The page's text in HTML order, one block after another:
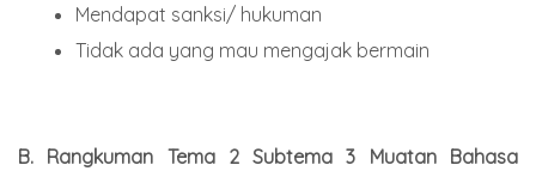
Mendapat sanksi/ hukuman
Tidak ada yang mau mengajak bermain
B. Rangkuman Tema 2 Subtema 3 Muatan Bahasa